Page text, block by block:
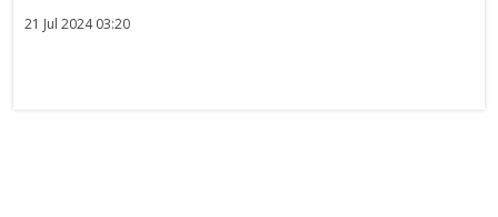
21 Jul 2024 03:20